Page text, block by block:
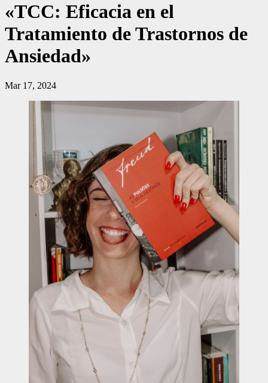
«TCC: Eficacia en el
Tratamiento de Trastornos de
Ansiedad»
Mar 17, 2024